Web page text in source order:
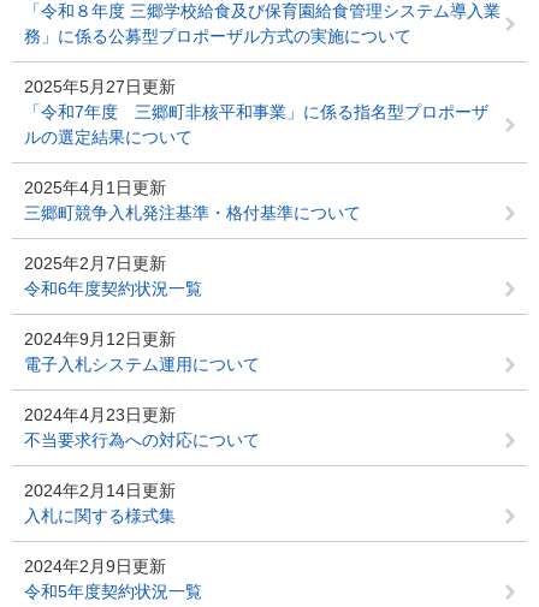
「令和８年度 三郷学校給食及び保育園給食管理システム導入業
務」に係る公募型プロポーザル方式の実施について
2025年5月27日更新
「令和7年度 三郷町非核平和事業」に係る指名型プロポーザ
ルの選定結果について
2025年4月1日更新
三郷町競争入札発注基準・格付基準について
2025年2月7日更新
令和6年度契約状況一覧
2024年9月12日更新
電子入札システム運用について
2024年4月23日更新
不当要求行為への対応について
2024年2月14日更新
入札に関する様式集
2024年2月9日更新
令和5年度契約状況一覧